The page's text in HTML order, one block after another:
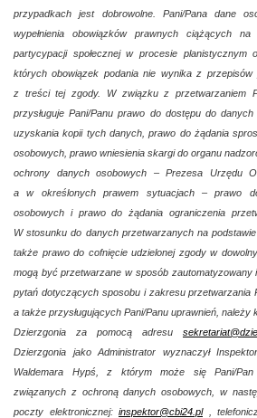
przypadkach jest dobrowolne. Pani/Pana dane
wypełnienia obowiązków prawnych ciążących
partycypacji społecznej w procesie
których obowiązek podania nie wynika z
z treści tej zgody. W związku z przetwarzaniem
przysługuje Pani/Panu prawo do dostępu do
uzyskania kopii tych danych, prawo do żądania
osobowych, prawo wniesienia skargi do organu
ochrony danych osobowych – Prezesa Urzędu
a w określonych prawem sytuacjach – prawo
osobowych i prawo do żądania ograniczenia
W stosunku do danych przetwarzanych na
także prawo do cofnięcie udzielonej zgody w
mogą być przetwarzane w sposób zautomatyzowany
pytań dotyczących sposobu i zakresu przetwarzania
a także przysługujących Pani/Panu uprawnień,
Dzierzgonia za pomocą adresu
Dzierzgonia jako Administrator wyznaczył
Waldemara Hypś, z którym może się Pani/
związanych z ochroną danych osobowych, w
poczty elektronicznej: inspektor@cbi24.pl ,